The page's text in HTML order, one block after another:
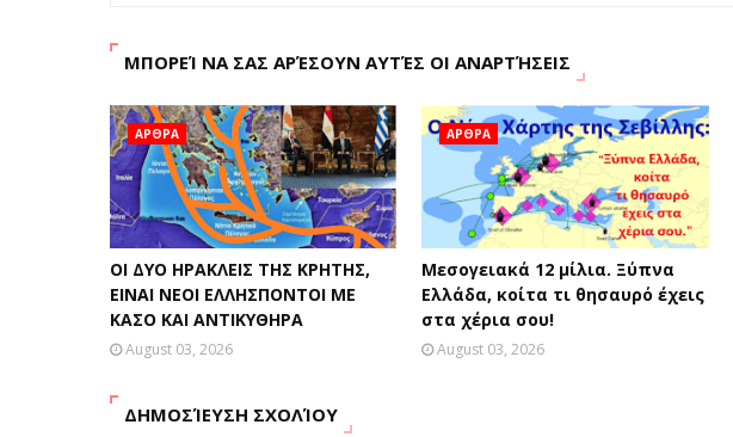
ΜΠΟΡΕΊ ΝΑ ΣΑΣ ΑΡΈΣΟΥΝ ΑΥΤΈΣ ΟΙ ΑΝΑΡΤΉΣΕΙΣ
ΑΡΘΡΑ
ΟΙ ΔΥΟ ΗΡΑΚΛΕΙΣ ΤΗΣ ΚΡΗΤΗΣ,
ΕΙΝΑΙ ΝΕΟΙ ΕΛΛΗΣΠΟΝΤΟΙ ΜΕ
ΚΑΣΟ ΚΑΙ ΑΝΤΙΚΥΘΗΡΑ
August 03, 2026
ΑΡΘΡΑ
Μεσογειακά 12 μίλια. Ξύπνα
Ελλάδα, κοίτα τι θησαυρό έχεις
στα χέρια σου!
August 03, 2026
ΔΗΜΟΣΊΕΥΣΗ ΣΧΟΛΊΟΥ